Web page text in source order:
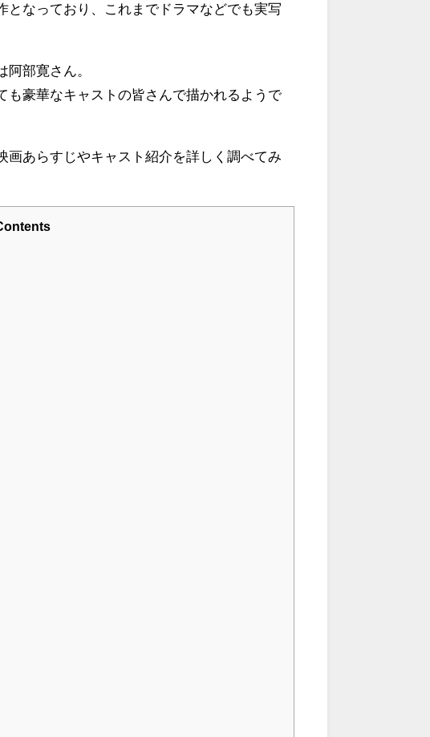
となっており、これまでドラマなどでも実写
部寛さん。
も豪華なキャストの皆さんで描かれるようで
画あらすじやキャスト紹介を詳しく調べてみ